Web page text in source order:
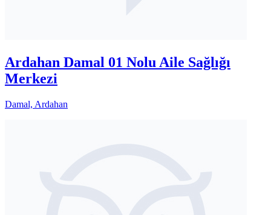
Ardahan Damal 01 Nolu Aile Sağlığı
Merkezi
Damal, Ardahan